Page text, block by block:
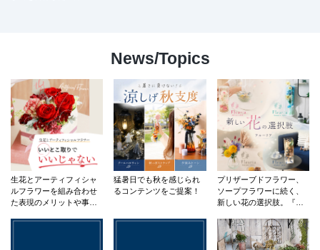
News/Topics
生花とアーティフィシャ
ルフラワーを組み合わせ
た表現のメリットや事例
猛暑日でも秋を感じられ
るコンテンツをご提案！
プリザーブドフラワー、
ソープフラワーに続く、
新しい花の選択肢。『フ